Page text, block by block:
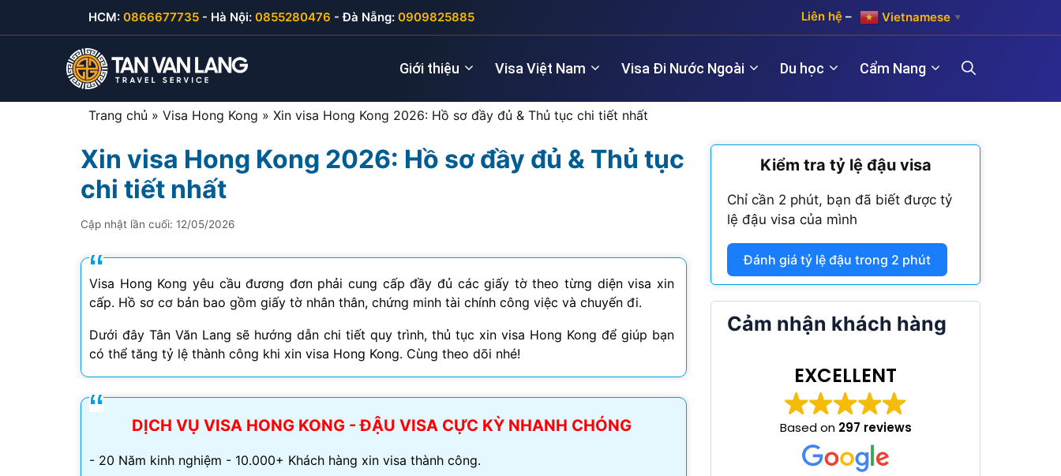
Liên hệ – Vietnamese ▼
HCM: 0866677735 - Hà Nội: 0855280476 - Đà Nẵng: 0909825885
Giới thiệu Visa Việt Nam
Visa du lịch Việt Nam
Visa thăm thân Việt Nam
Visa đầu tư Việt Nam
Visa lao động Việt Nam
Công văn nhập cảnh
E-visa thăm thân Nhà quản lý Đầu tư (5 năm)
Thăm thân (3 năm)
Hợp pháp hóa lãnh sự Hàn Quốc
Hợp pháp hóa lãnh sự Trung Quốc
Visa Đi Nước Ngoài
Visa Hàn Quốc
Visa Nhật Bản
Visa Đài Loan
Visa Campuchia
Visa Hong Kong
Visa Ấn Độ
Visa Dubai
Visa Macau
Visa Mỹ B1/B2 Visa New Zealand Visa Anh
Visa Ý (Italya)
Visa Thụy Sĩ
Visa Ireland
Visa Maroc
Visa Nam Phi
Visa Algeria
Du học Cẩm Nang
Trang chủ » Visa Hong Kong » Xin visa Hong Kong 2026: Hồ sơ đầy đủ & Thủ tục chi tiết nhất
Xin visa Hong Kong 2026: Hồ sơ đầy đủ & Thủ tục
chi tiết nhất
Cập nhật lần cuối: 12/05/2026
Visa Hong Kong yêu cầu đương đơn phải cung cấp đầy đủ các giấy tờ theo từng diện visa xin
cấp. Hồ sơ cơ bản bao gồm giấy tờ nhân thân, chứng minh tài chính công việc và chuyến đi.
Dưới đây Tân Văn Lang sẽ hướng dẫn chi tiết quy trình, thủ tục xin visa Hong Kong để giúp bạn
có thể tăng tỷ lệ thành công khi xin visa Hong Kong. Cùng theo dõi nhé!
DỊCH VỤ VISA HONG KONG - ĐẬU VISA CỰC KỲ NHANH CHÓNG
- 20 Năm kinh nghiệm - 10.000+ Khách hàng xin visa thành công.
Kiểm tra tỷ lệ đậu visa
Chỉ cần 2 phút, bạn đã biết được tỷ
lệ đậu visa của mình
Đánh giá tỷ lệ đậu trong 2 phút
Cảm nhận khách hàng
EXCELLENT
Based on 297 reviews